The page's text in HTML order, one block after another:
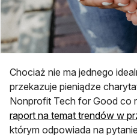
Chociaż nie ma jednego
przekazuje pieniądze
Nonprofit Tech for Good co
raport na temat trendów w
którym odpowiada na